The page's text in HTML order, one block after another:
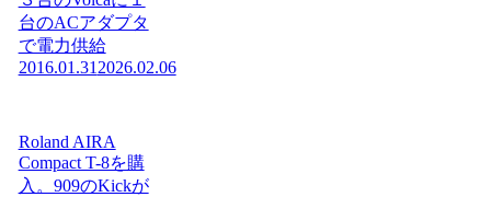
台のACアダプタ
で電力供給
2016.01.31 2026.02.06
Roland AIRA
Compact T-8を購
入。909のKickが